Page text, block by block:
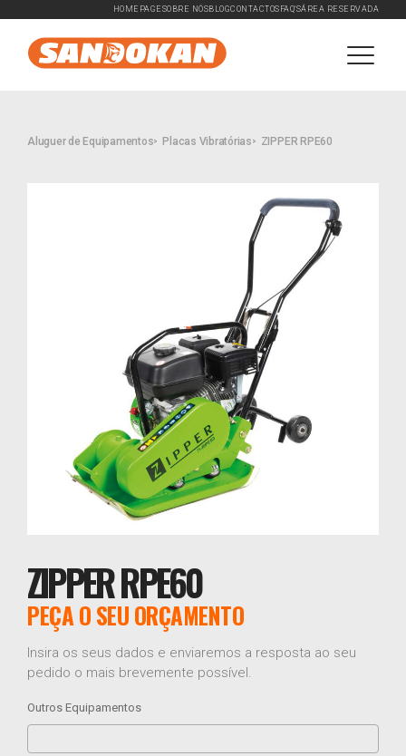
HOMEPAGE SOBRE NÓSBLOGCONTACTOS FAQ'SÁREA RESERVADA
Aluguer de Equipamentos Placas Vibratórias ZIPPER RPE60
ZIPPER RPE60
PEÇA O SEU ORÇAMENTO
Insira os seus dados e enviaremos a resposta ao seu
pedido o mais brevemente possível.
Outros Equipamentos